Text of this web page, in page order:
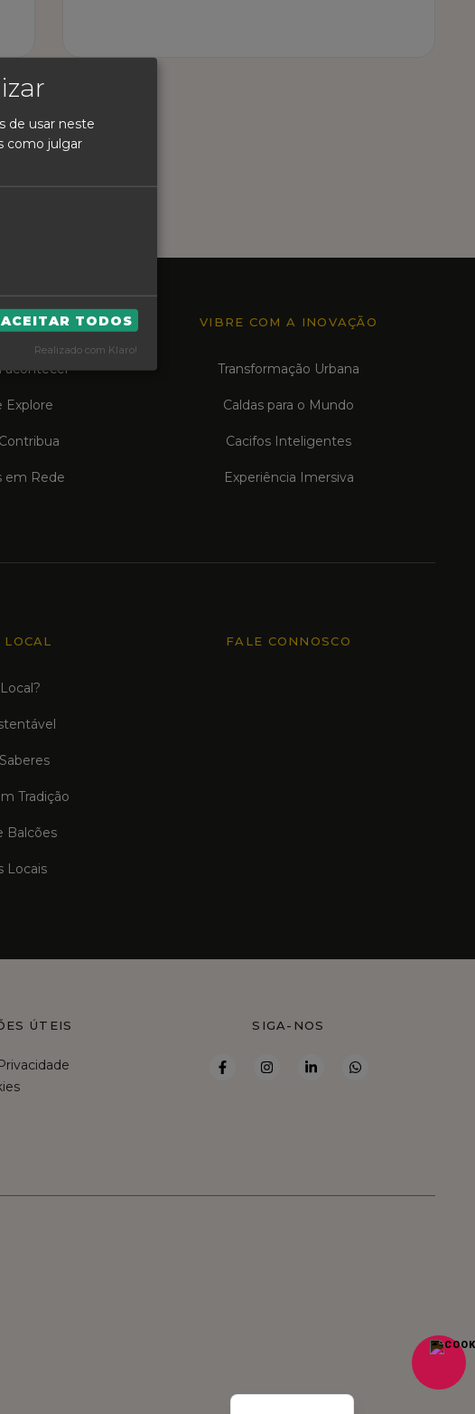
acontecer
Explore
em Rede
VIBRE COM A INOVAÇÃO
Transformação Urbana
Caldas para o Mundo
Cacifos Inteligentes
Experiência Imersiva
Tradição
Balcões
Locais
FALE CONNOSCO
ÚTEIS SIGA-NOS
de usar neste
como julgar
ACEITAR TODOS
Realizado com Klaro!